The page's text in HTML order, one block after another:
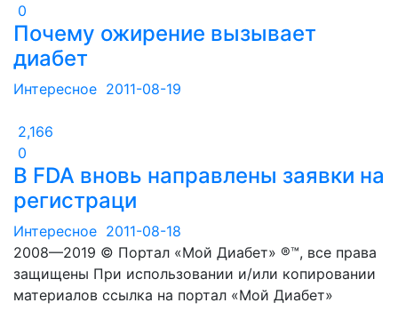
0
Почему ожирение вызывает
диабет
Интересное 2011-08-19
2,166
0
В FDA вновь направлены заявки на
регистраци
Интересное 2011-08-18
2008—2019 © Портал «Мой Диабет» ®™, все права
защищены При использовании и/или копировании
материалов ссылка на портал «Мой Диабет»